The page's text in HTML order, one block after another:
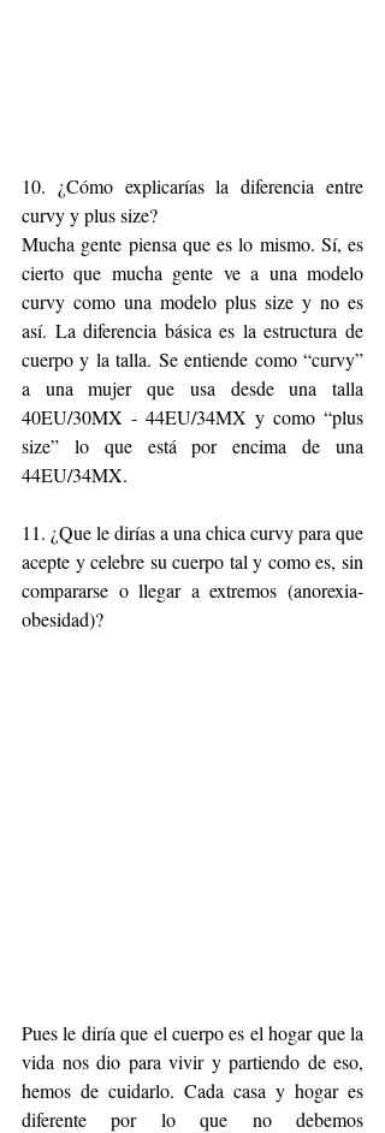
10. ¿Cómo explicarías la diferencia entre
curvy y plus size?
Mucha gente piensa que es lo mismo. Sí, es
cierto que mucha gente ve a una modelo
curvy como una modelo plus size y no es
así. La diferencia básica es la estructura de
cuerpo y la talla. Se entiende como “curvy”
a una mujer que usa desde una talla
40EU/30MX - 44EU/34MX y como “plus
size” lo que está por encima de una
44EU/34MX.
11. ¿Que le dirías a una chica curvy para que
acepte y celebre su cuerpo tal y como es, sin
compararse o llegar a extremos (anorexia-
obesidad)?
Pues le diría que el cuerpo es el hogar que la
vida nos dio para vivir y partiendo de eso,
hemos de cuidarlo. Cada casa y hogar es
diferente por lo que no debemos